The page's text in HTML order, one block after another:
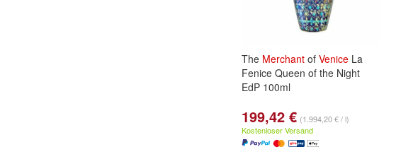
The Merchant of Venice La
Fenice Queen of the Night
EdP 100ml
199,42 € (1.994,20 € / l)
Kostenloser Versand